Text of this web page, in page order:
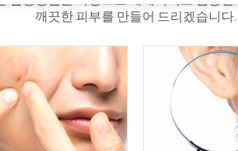
깨끗한 피부를 만들어 드리겠습니다.